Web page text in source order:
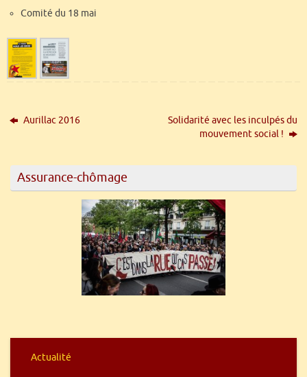
Comité du 18 mai
Aurillac 2016
Solidarité avec les inculpés du
mouvement social !
Assurance-chômage
Actualité